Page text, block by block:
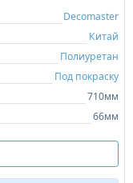
Китай
Полиуретан
Под покраску
663мм
99мм
64мм